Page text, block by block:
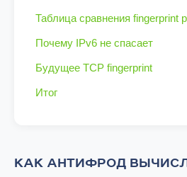
Таблица сравнения fingerprint
Почему IPv6 не спасает
Будущее TCP fingerprint
Итог
КАК АНТИФРОД